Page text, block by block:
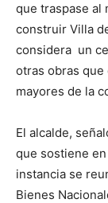
que traspase al
construir Villa
considera un
otras obras
mayores de la
El alcalde,
que sostiene
instancia se
Bienes